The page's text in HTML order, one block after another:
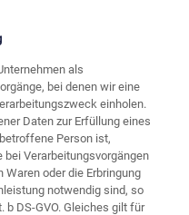
als
bei denen wir eine
einholen.
Daten zur Erfüllung eines
Person ist,
Verarbeitungsvorgängen
oder die Erbringung
notwendig sind, so
b DS-GVO. Gleiches gilt für